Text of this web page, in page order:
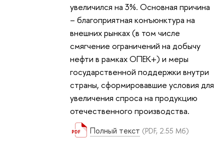
увеличился на 3%. Основная причина
– благоприятная конъюнктура на
внешних рынках (в том числе
смягчение ограничений на добычу
нефти в рамках ОПЕК+) и меры
государственной поддержки внутри
страны, сформировавшие условия для
увеличения спроса на продукцию
отечественного производства.
Полный текст (PDF, 2.55 Мб)